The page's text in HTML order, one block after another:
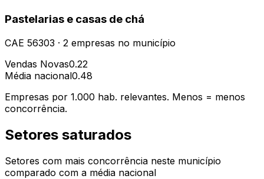
Pastelarias e casas de chá
CAE 56303 · 2 empresas no município
Vendas Novas0.22
Média nacional0.48
Empresas por 1.000 hab. relevantes. Menos = menos
concorrência.
Setores saturados
Setores com mais concorrência neste município
comparado com a média nacional